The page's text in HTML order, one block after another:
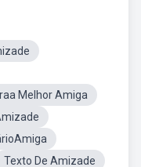
Melhor Amiga
Texto De Amizade